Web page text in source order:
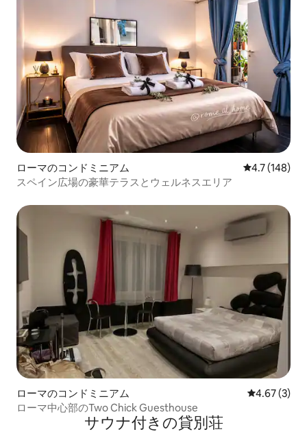
ローマのコンドミニアム レビュー148
4.7 (148)
スペイン広場の豪華テラスとウェルネスエリア
ローマのコンドミニアム レビュー3
4.67 (3)
ローマ中心部のTwo Chick Guesthouse
サウナ付きの貸別荘